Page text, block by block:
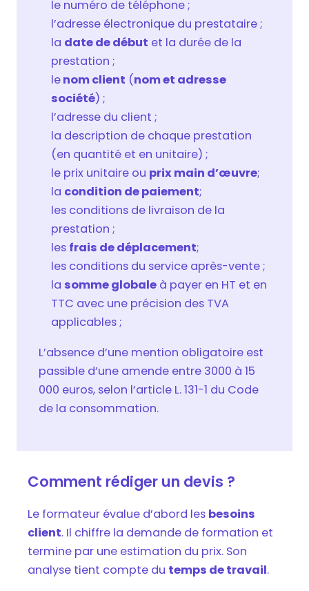
le numéro de téléphone ;
l’adresse électronique du prestataire ;
la date de début et la durée de la
prestation ;
lenom client (nom et adresse
société) ;
l’adresse du client ;
la description de chaque prestation
(en quantité et en unitaire) ;
le prix unitaire ou prix main d’œuvre;
la condition de paiement;
les conditions de livraison de la
prestation ;
les frais de déplacement;
les conditions du service après-vente ;
la somme globale à payer en HT et en
TTC avec une précision des TVA
applicables ;
L’absence d’une mention obligatoire est
passible d’une amende entre 3000 à 15
000 euros, selon l’article L. 131-1 du Code
de la consommation.
Comment rédiger un devis ?
Le formateur évalue d’abord les besoins
client. Il chiffre la demande de formation et
termine par une estimation du prix. Son
analyse tient compte du temps de travail.